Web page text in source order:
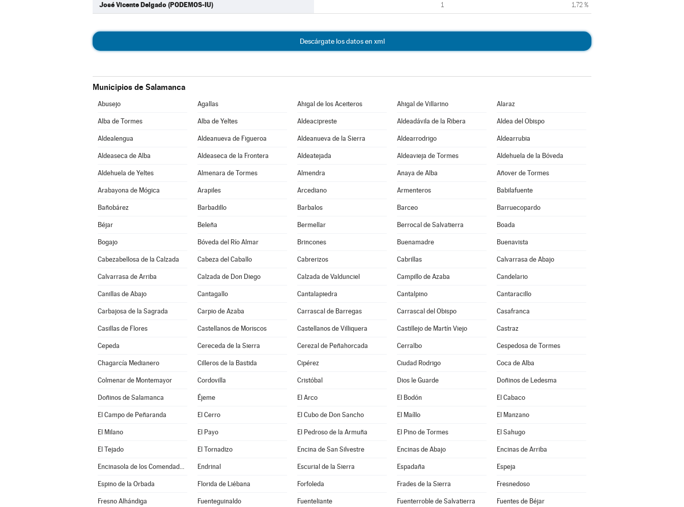
José Vicente Delgado (PODEMOS-IU) 1 1,72 %
Descárgate los datos en xml
Municipios de Salamanca
Abusejo Agallas Ahigal de los Aceiteros Ahigal de Villarino Alaraz
Alba de Tormes Alba de Yeltes Aldeacipreste Aldeadávila de la Ribera Aldea del Obispo
Aldealengua Aldeanueva de Figueroa Aldeanueva de la Sierra Aldearrodrigo Aldearrubia
Aldeaseca de Alba Aldeaseca de la Frontera Aldeatejada Aldeavieja de Tormes Aldehuela de la Bóveda
Aldehuela de Yeltes Almenara de Tormes Almendra Anaya de Alba Añover de Tormes
Arabayona de Mógica Arapiles Arcediano Armenteros Babilafuente
Bañobárez Barbadillo Barbalos Barceo Barruecopardo
Béjar Beleña Bermellar Berrocal de Salvatierra Boada
Bogajo Bóveda del Río Almar Brincones Buenamadre Buenavista
Cabezabellosa de la Calzada Cabeza del Caballo Cabrerizos Cabrillas Calvarrasa de Abajo
Calvarrasa de Arriba Calzada de Don Diego Calzada de Valdunciel Campillo de Azaba Candelario
Canillas de Abajo Cantagallo Cantalapiedra Cantalpino Cantaracillo
Carbajosa de la Sagrada Carpio de Azaba Carrascal de Barregas Carrascal del Obispo Casafranca
Casillas de Flores Castellanos de Moriscos Castellanos de Villiquera Castillejo de Martín Viejo Castraz
Cepeda Cereceda de la Sierra Cerezal de Peñahorcada Cerralbo Cespedosa de Tormes
Chagarcía Medianero Cilleros de la Bastida Cipérez Ciudad Rodrigo Coca de Alba
Colmenar de Montemayor Cordovilla Cristóbal Dios le Guarde Doñinos de Ledesma
Doñinos de Salamanca Éjeme El Arco El Bodón El Cabaco
El Campo de Peñaranda El Cerro El Cubo de Don Sancho El Maíllo El Manzano
El Milano El Payo El Pedroso de la Armuña El Pino de Tormes El Sahugo
El Tejado El Tornadizo Encina de San Silvestre Encinas de Abajo Encinas de Arriba
Encinasola de los Comendadores Endrinal Escurial de la Sierra Espadaña Espeja
Espino de la Orbada Florida de Liébana Forfoleda Frades de la Sierra Fresnedoso
Fresno Alhándiga Fuenteguinaldo Fuenteliante Fuenterroble de Salvatierra Fuentes de Béjar